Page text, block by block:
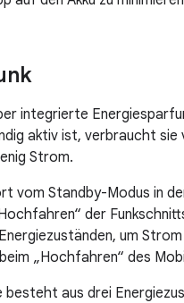
integrierte
aktiv ist, verbraucht sie
Strom.
vom Standby-Modus in
der
um
„Hochfahren“ des
aus drei